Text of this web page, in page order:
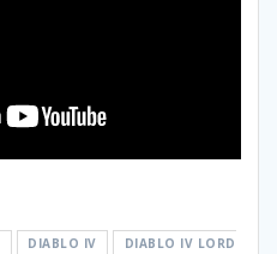
DIABLO IV
DIABLO IV LORD